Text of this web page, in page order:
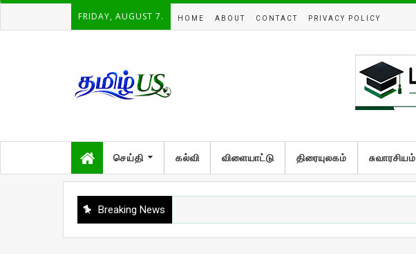
FRIDAY, AUGUST 7. HOME ABOUT CONTACT PRIVACY POLICY
செய்தி கல்வி விளையாட்டு திரையுலகம் சுவாரசியம்
Breaking News